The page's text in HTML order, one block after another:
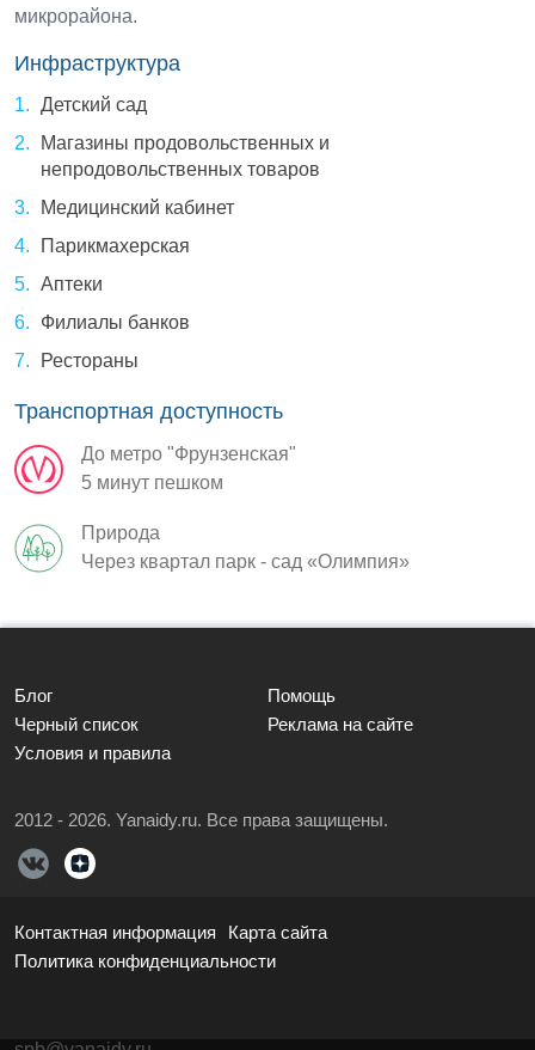
микрорайона.
Инфраструктура
Детский сад
Магазины продовольственных и
непродовольственных товаров
Медицинский кабинет
Парикмахерская
Аптеки
Филиалы банков
Рестораны
Транспортная доступность
До метро "Фрунзенская"
5 минут пешком
Природа
Через квартал парк - сад «Олимпия»
Блог
Помощь
Черный список
Реклама на сайте
Условия и правила
2012 - 2026. Yanaidy.ru. Все права защищены.
Контактная информация
Карта сайта
Политика конфиденциальности